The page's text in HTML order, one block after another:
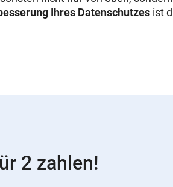
Ihres Datenschutzes ist
2 zahlen!